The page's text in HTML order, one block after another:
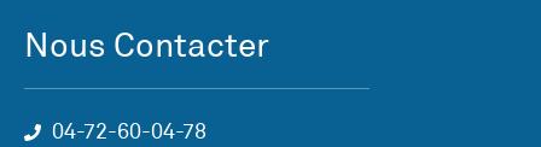
Nous Contacter
04-72-60-04-78